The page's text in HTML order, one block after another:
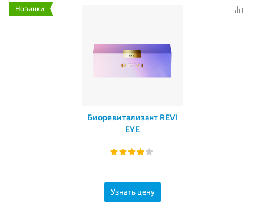
Новинки
Биоревитализант REVI
EYE
Узнать цену